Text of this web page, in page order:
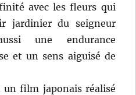
avec les fleurs qui
jardinier du seigneur
une endurance
et un sens aiguisé de
film japonais réalisé